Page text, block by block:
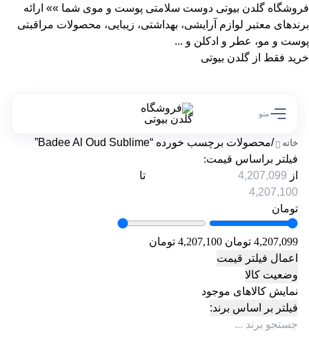
فروشگاه گلدن بیوتی دوست سلامتی پوست و موی شما »» ارائه
برندهای معتبر لوازم آرایشی، بهداشتی، زیبایی، محصولات مراقبتی
پوست و مو، عطر و ادکلن و ...
خرید فقط از گلدن بیوتی
منو
خانه /محصولات برچسب خورده “Badee Al Oud Sublime”
فیلتر براساس قیمت:
از
تا
تومان
4,207,099 تومان
4,207,100 تومان
اعمال فیلتر قیمت
وضعیت کالا
نمایش کالاهای موجود
فیلتر بر اساس برند: